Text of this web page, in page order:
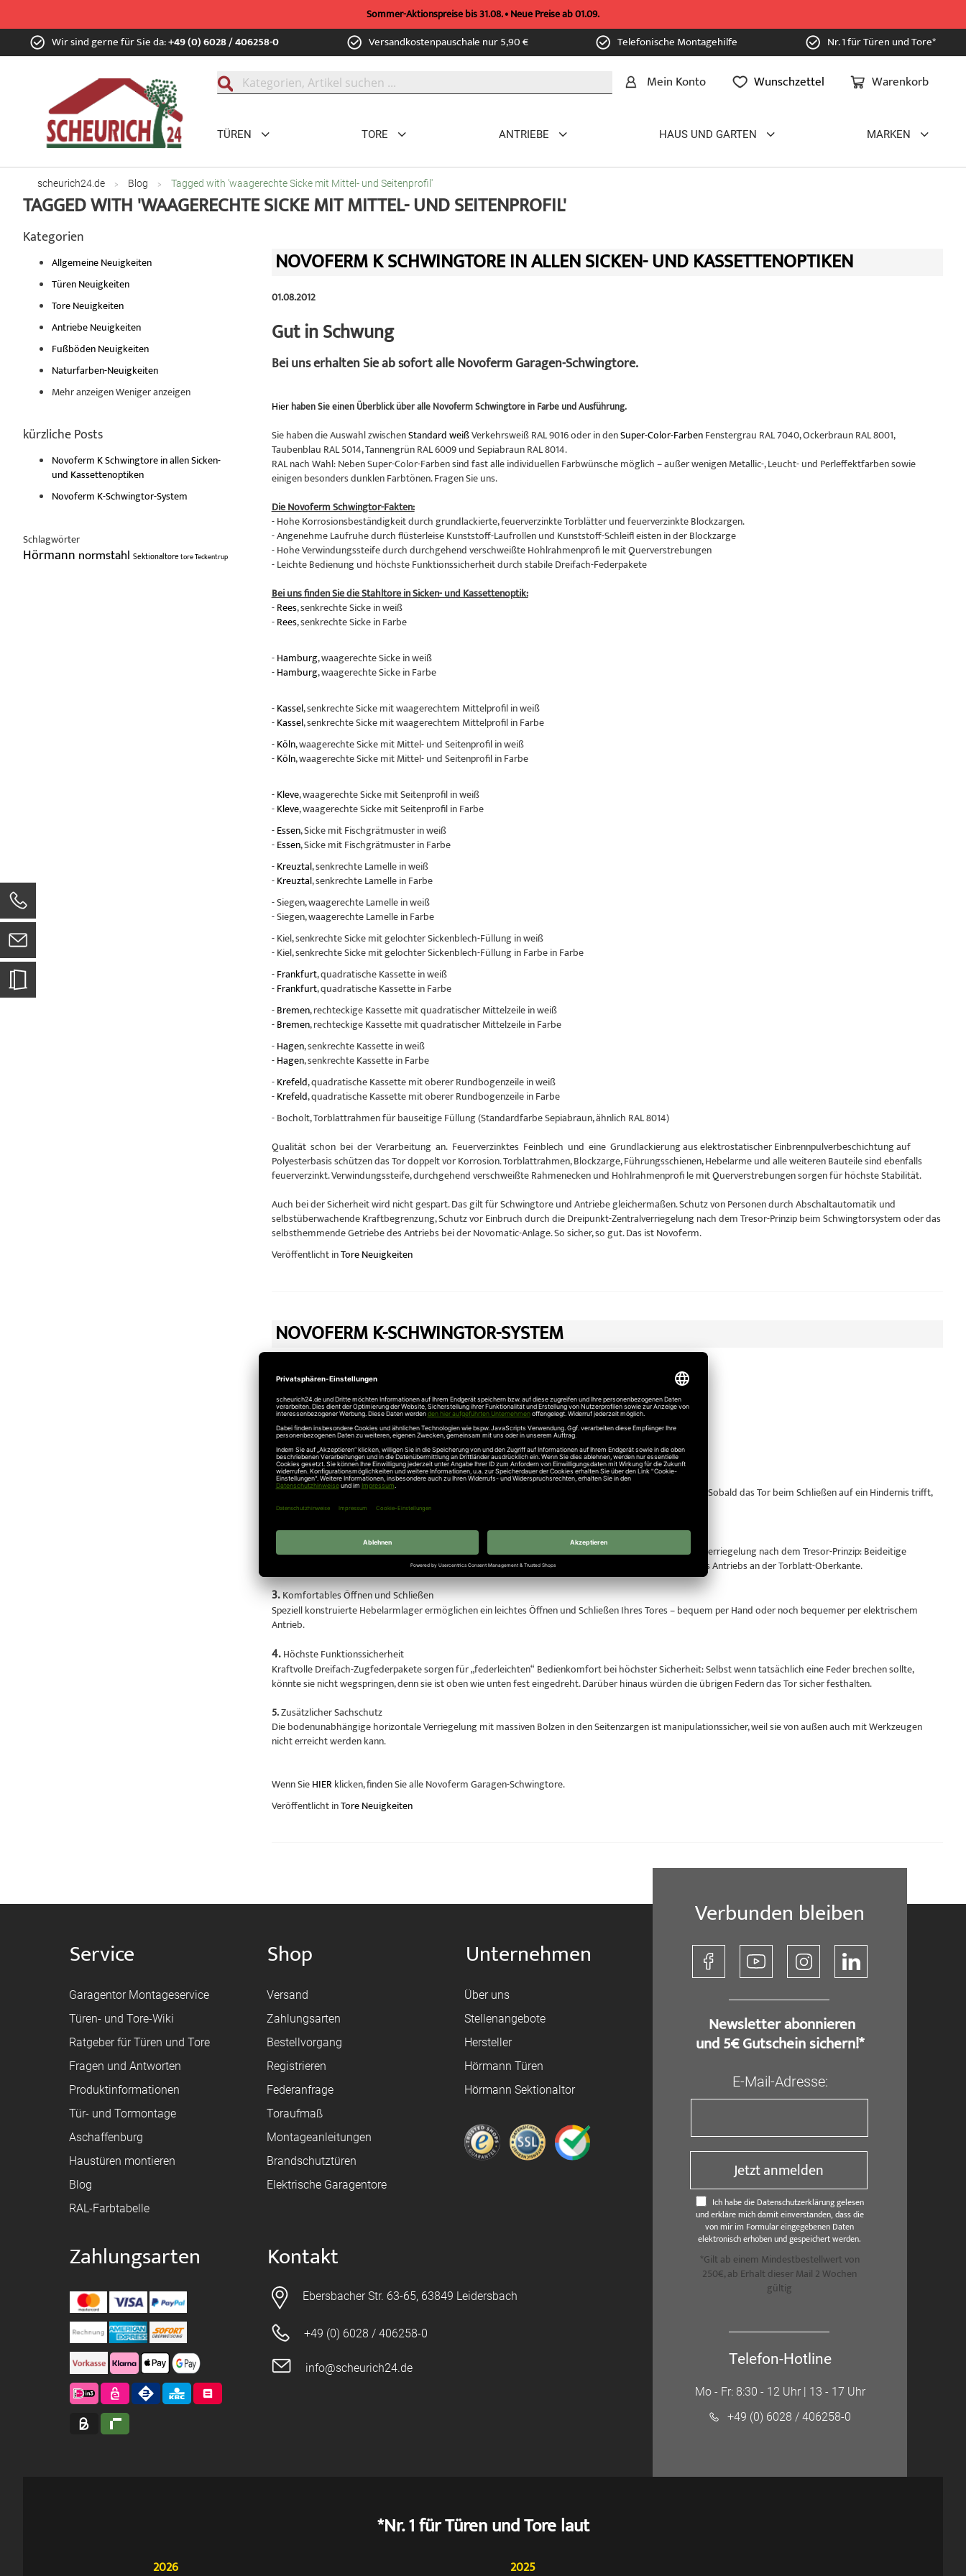
Sommer-Aktionspreise bis 31.08. • Neue Preise ab 01.09.
Zum
Inhalt Wir sind gerne für Sie da:+49 (0) 6028 / 406258-0 Versandkostenpauschale nur 5,90 € Telefonische Montagehilfe Nr. 1 für Türen und Tore*
Warenkorb
Mein Konto Wunschzettel
TÜREN TORE ANTRIEBE HAUS UND GARTEN MARKEN
scheurich24.de Blog Tagged with 'waagerechte Sicke mit Mittel- und Seitenprofil'
TAGGED WITH 'WAAGERECHTE SICKE MIT MITTEL- UND SEITENPROFIL'
NOVOFERM K SCHWINGTORE IN ALLEN SICKEN- UND KASSETTENOPTIKEN
01.08.2012
Gut in Schwung
Bei uns erhalten Sie ab sofort alle Novoferm Garagen-Schwingtore.
Hier haben Sie einen Überblick über alle Novoferm Schwingtore in Farbe und Ausführung.
Sie haben die Auswahl zwischenStandard weißVerkehrsweiß RAL 9016 oder in denSuper-Color-FarbenFenstergrau RAL 7040, Ockerbraun RAL 8001,
Taubenblau RAL 5014, Tannengrün RAL 6009 und Sepiabraun RAL 8014.
RAL nach Wahl: Neben Super-Color-Farben sind fast alle individuellen Farbwünsche möglich – außer wenigen Metallic-, Leucht- und Perleffektfarben sowie
einigen besonders dunklen Farbtönen. Fragen Sie uns.
Die Novoferm Schwingtor-Fakten:
- Hohe Korrosionsbeständigkeit durch grundlackierte, feuerverzinkte Torblätter und feuerverzinkte Blockzargen.
- Angenehme Laufruhe durch flüsterleise Kunststoff-Laufrollen und Kunststoff-Schleifl eisten in der Blockzarge
- Hohe Verwindungssteife durch durchgehend verschweißte Hohlrahmenprofi le mit Querverstrebungen
- Leichte Bedienung und höchste Funktionssicherheit durch stabile Dreifach-Federpakete
Bei uns finden Sie die Stahltore in Sicken- und Kassettenoptik:
-Rees, senkrechte Sicke in weiß
-Rees, senkrechte Sicke in Farbe
-Hamburg, waagerechte Sicke in weiß
-Hamburg, waagerechte Sicke in Farbe
-Kassel, senkrechte Sicke mit waagerechtem Mittelprofil in weiß
-Kassel, senkrechte Sicke mit waagerechtem Mittelprofil in Farbe
-Köln, waagerechte Sicke mit Mittel- und Seitenprofil in weiß
-Köln, waagerechte Sicke mit Mittel- und Seitenprofil in Farbe
-Kleve, waagerechte Sicke mit Seitenprofil in weiß
-Kleve, waagerechte Sicke mit Seitenprofil in Farbe
-Essen, Sicke mit Fischgrätmuster in weiß
-Essen, Sicke mit Fischgrätmuster in Farbe
-Kreuztal, senkrechte Lamelle in weiß
-Kreuztal, senkrechte Lamelle in Farbe
- Siegen, waagerechte Lamelle in weiß
- Siegen, waagerechte Lamelle in Farbe
- Kiel, senkrechte Sicke mit gelochter Sickenblech-Füllung in weiß
- Kiel, senkrechte Sicke mit gelochter Sickenblech-Füllung in Farbe in Farbe
-Frankfurt, quadratische Kassette in weiß
-Frankfurt, quadratische Kassette in Farbe
-Bremen, rechteckige Kassette mit quadratischer Mittelzeile in weiß
-Bremen, rechteckige Kassette mit quadratischer Mittelzeile in Farbe
-Hagen, senkrechte Kassette in weiß
-Hagen, senkrechte Kassette in Farbe
-Krefeld, quadratische Kassette mit oberer Rundbogenzeile in weiß
-Krefeld, quadratische Kassette mit oberer Rundbogenzeile in Farbe
- Bocholt, Torblattrahmen für bauseitige Füllung (Standardfarbe Sepiabraun, ähnlich RAL 8014)
Qualität schon bei der Verarbeitung an. Feuerverzinktes Feinblech und eine Grundlackierung aus elektrostatischer Einbrennpulverbeschichtung auf
Polyesterbasis schützen das Tor doppelt vor Korrosion. Torblattrahmen, Blockzarge, Führungsschienen, Hebelarme und alle weiteren Bauteile sind ebenfalls
feuerverzinkt. Verwindungssteife, durchgehend verschweißte Rahmenecken und Hohlrahmenprofi le mit Querverstrebungen sorgen für höchste Stabilität.
Auch bei der Sicherheit wird nicht gespart. Das gilt für Schwingtore und Antriebe gleichermaßen. Schutz von Personen durch Abschaltautomatik und
selbstüberwachende Kraftbegrenzung, Schutz vor Einbruch durch die Dreipunkt-Zentralverriegelung nach dem Tresor-Prinzip beim Schwingtorsystem oder das
selbsthemmende Getriebe des Antriebs bei der Novomatic-Anlage. So sicher, so gut. Das ist Novoferm.
Veröffentlicht inTore Neuigkeiten
NOVOFERM K-SCHWINGTOR-SYSTEM
Novoferm Schwingtor Modell Rees auch mit Antrieb erhältlich!
Kaufen Sie bei uns online das Novoferm Schwingtor-System.
1.Schützt Menschen: Das Tor, das sich selbst überwacht
Das Novoferm Schwingtor-System ist mit einer selbstüberwachenden Abschaltautomatik ausgestattet. Sobald das Tor beim Schließen auf ein Hindernis trifft,
ganz gleich, ob Gegenstand oder Person, stoppt und öffnet es sofort beim geringsten Widerstand.
2.
Schützt Eigentum: Vorbildliche Einbruchhemmung
Das automatische Novoferm Schwingtor-System schützt Ihr Eigentum zusätzlich durch eine Dreipunktverriegelung nach dem Tresor-Prinzip: Beideitige
Verriegelung durch massive Bolzen in der Zarge, zusätzliche Verriegelung durch die Selbsthemmung des Antriebs an der Torblatt-Oberkante.
3.Komfortables Öffnen und Schließen
Speziell konstruierte Hebelarmlager ermöglichen ein leichtes Öffnen und Schließen Ihres Tores – bequem per Hand oder noch bequemer per elektrischem
Antrieb.
4. Höchste Funktionssicherheit
Kraftvolle Dreifach-Zugfederpakete sorgen für „federleichten“ Bedienkomfort bei höchster Sicherheit: Selbst wenn tatsächlich eine Feder brechen sollte,
könnte sie nicht wegspringen, denn sie ist oben wie unten fest eingedreht. Darüber hinaus würden die übrigen Federn das Tor sicher festhalten.
5.Zusätzlicher Sachschutz
Die bodenunabhängige horizontale Verriegelung mit massiven Bolzen in den Seitenzargen ist manipulationssicher, weil sie von außen auch mit Werkzeugen
nicht erreicht werden kann.
Wenn SieHIER klicken, finden Sie alle Novoferm Garagen-Schwingtore.
Veröffentlicht inTore Neuigkeiten
Kategorien
Allgemeine Neuigkeiten
Türen Neuigkeiten
Tore Neuigkeiten
Antriebe Neuigkeiten
Fußböden Neuigkeiten
Naturfarben-Neuigkeiten
Mehr anzeigenWeniger anzeigen
kürzliche Posts
Novoferm K Schwingtore in allen Sicken-
und Kassettenoptiken
Novoferm K-Schwingtor-System
Schlagwörter
Hörmann normstahl SektionaltoretoreTeckentrup
Service
Garagentor Montageservice
Türen- und Tore-Wiki
Ratgeber für Türen und Tore
Fragen und Antworten
Produktinformationen
Tür- und Tormontage
Aschaffenburg
Haustüren montieren
Blog
RAL-Farbtabelle
Shop
Versand
Zahlungsarten
Bestellvorgang
Registrieren
Federanfrage
Toraufmaß
Montageanleitungen
Brandschutztüren
Elektrische Garagentore
Unternehmen
Über uns
Stellenangebote
Hersteller
Hörmann Türen
Hörmann Sektionaltor
Zahlungsarten Kontakt
Ebersbacher Str. 63-65, 63849 Leidersbach
+49 (0) 6028 / 406258-0
info@scheurich24.de
Verbunden bleiben
​ Newsletter abonnieren
und 5€ Gutschein sichern!*
E-Mail-Adresse:
Jetzt anmelden
Ich habe die Datenschutzerklärung gelesen
und erkläre mich damit einverstanden, dass die
von mir im Formular eingegebenen Daten
elektronisch erhoben und gespeichert werden.
*Gilt ab einem Mindestbestellwert von
250€, ab Erhalt dieser Mail 2 Wochen
gültig
Telefon-Hotline
Mo - Fr: 8:30 - 12 Uhr | 13 - 17 Uhr
+49 (0) 6028 / 406258-0
*Nr. 1 für Türen und Tore laut
2026 2025